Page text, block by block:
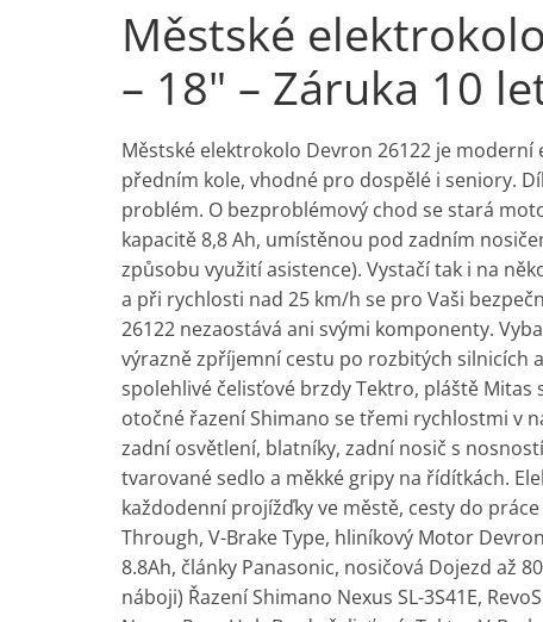
Městské
– 18" – Záruka 10
Městské elektrokolo Devron 26122 je
předním kole, vhodné pro dospělé i seniory.
problém. O bezproblémový chod se stará
kapacitě 8,8 Ah, umístěnou pod zadním
způsobu využití asistence). Vystačí tak i na
a při rychlosti nad 25 km/h se pro Vaši
26122 nezaostává ani svými komponenty.
výrazně zpříjemní cestu po rozbitých silnicích
spolehlivé čelisťové brzdy Tektro, pláště
otočné řazení Shimano se třemi rychlostmi v
zadní osvětlení, blatníky, zadní nosič s
tvarované sedlo a měkké gripy na řídítkách.
každodenní projížďky ve městě, cesty do
Through, V-Brake Type, hliníkový Motor
8.8Ah, články Panasonic, nosičová Dojezd až
náboji) Řazení Shimano Nexus SL-3S41E,